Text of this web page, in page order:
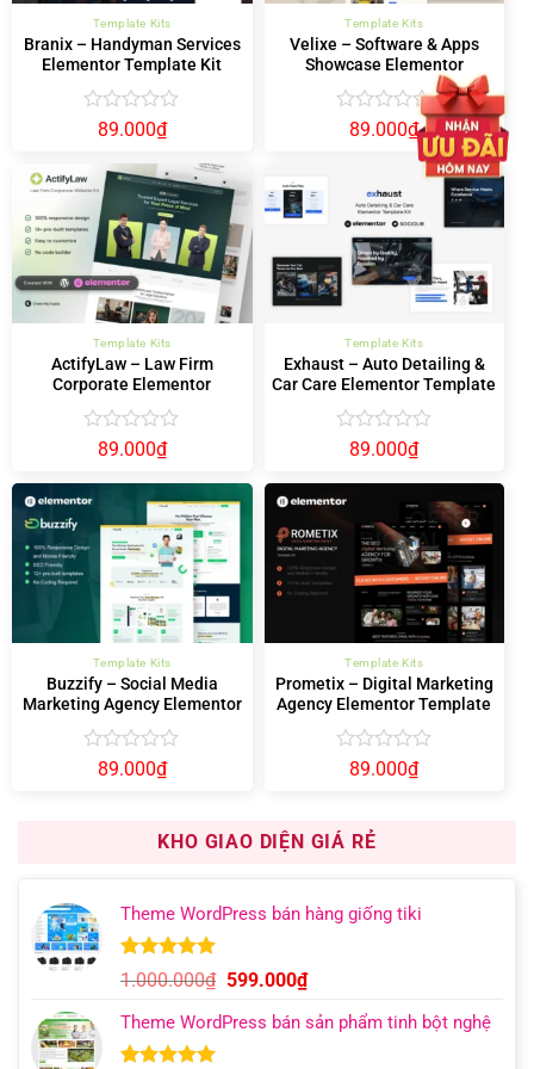
Template Kits
Branix – Handyman Services
Elementor Template Kit
Được
hạng
0
sao
89.000₫
Template Kits
Velixe – Software & Apps
Showcase Elementor
Được
sao
89.000₫
Template Kits
ActifyLaw – Law Firm
Corporate Elementor
Được
hạng
0
89.000₫
Template Kits
Exhaust – Auto Detailing &
Car Care Elementor Template
Được
hạng
0
sao
89.000₫
Template Kits
Buzzify – Social Media
Marketing Agency Elementor
Được
89.000₫
Template Kits
Prometix – Digital Marketing
Agency Elementor Template
Được
5
89.000₫
KHO GIAO DIỆN GIÁ RẺ
Theme WordPress bán hàng giống tiki
5.00trên 5
dựa trên
11
đánh giá
1.000.000₫ Giá
là:
599.000₫Giá
tại
Theme WordPress bán sản phẩm tinh bột nghệ